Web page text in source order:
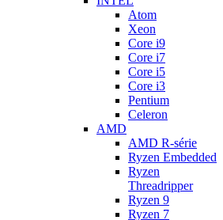
Atom
Xeon
Core i9
Core i7
Core i5
Core i3
Pentium
Celeron
AMD
AMD R-série
Ryzen Embedded
Ryzen
Threadripper
Ryzen 9
Ryzen 7